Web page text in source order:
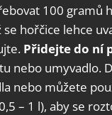
100 gramů
hořčice lehce
Přidejte do ní
nebo umyvadlo.
nebo můžete
– 1 l), aby se